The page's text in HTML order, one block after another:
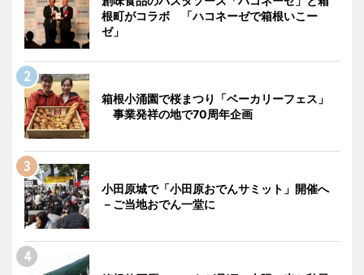
根町がコラボ 「ハコネーゼで箱根いこー
ゼ」
箱根小涌園で桜まつり「ベーカリーフェス」
事業発祥の地で70周年企画
小田原城で「小田原おでんサミット」開催へ
－ご当地おでん一堂に